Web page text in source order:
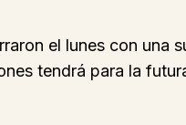
el lunes con una
tendrá para la